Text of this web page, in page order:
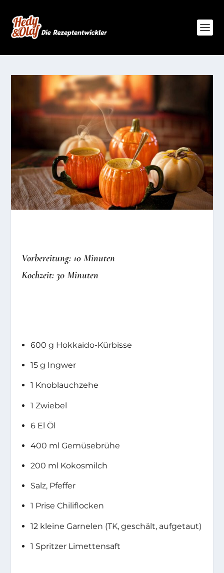
Vorbereitung: 10 Minuten
Kochzeit: 30 Minuten
600 g Hokkaido-Kürbisse
15 g Ingwer
1 Knoblauchzehe
1 Zwiebel
6 El Öl
400 ml Gemüsebrühe
200 ml Kokosmilch
Salz, Pfeffer
1 Prise Chiliflocken
12 kleine Garnelen (TK, geschält, aufgetaut)
1 Spritzer Limettensaft